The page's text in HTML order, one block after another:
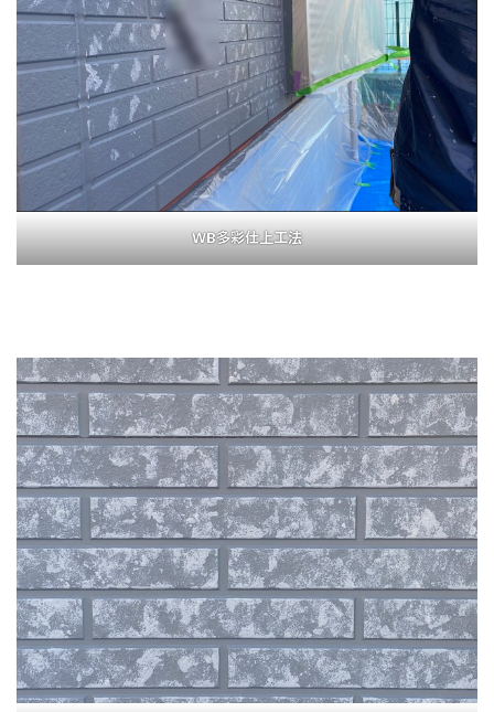
WB多彩仕上工法